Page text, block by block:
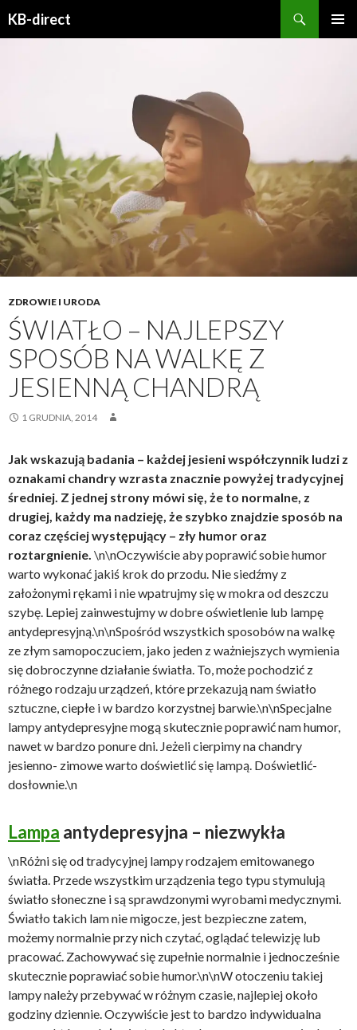
KB-direct
ZDROWIE I URODA
ŚWIATŁO – NAJLEPSZY
SPOSÓB NA WALKĘ Z
JESIENNĄ CHANDRĄ
1 GRUDNIA, 2014
Jak wskazują badania – każdej jesieni współczynnik ludzi z
oznakami chandry wzrasta znacznie powyżej tradycyjnej
średniej. Z jednej strony mówi się, że to normalne, z
drugiej, każdy ma nadzieję, że szybko znajdzie sposób na
coraz częściej występujący – zły humor oraz
roztargnienie. \n\nOczywiście aby poprawić sobie humor
warto wykonać jakiś krok do przodu. Nie siedźmy z
założonymi rękami i nie wpatrujmy się w mokra od deszczu
szybę. Lepiej zainwestujmy w dobre oświetlenie lub lampę
antydepresyjną.\n\nSpośród wszystkich sposobów na walkę
ze złym samopoczuciem, jako jeden z ważniejszych wymienia
się dobroczynne działanie światła. To, może pochodzić z
różnego rodzaju urządzeń, które przekazują nam światło
sztuczne, ciepłe i w bardzo korzystnej barwie.\n\nSpecjalne
lampy antydepresyjne mogą skutecznie poprawić nam humor,
nawet w bardzo ponure dni. Jeżeli cierpimy na chandry
jesienno- zimowe warto doświetlić się lampą. Doświetlić-
dosłownie.\n
Lampa antydepresyjna – niezwykła
\nRóżni się od tradycyjnej lampy rodzajem emitowanego
światła. Przede wszystkim urządzenia tego typu stymulują
światło słoneczne i są sprawdzonymi wyrobami medycznymi.
Światło takich lam nie migocze, jest bezpieczne zatem,
możemy normalnie przy nich czytać, oglądać telewizję lub
pracować. Zachowywać się zupełnie normalnie i jednocześnie
skutecznie poprawiać sobie humor.\n\nW otoczeniu takiej
lampy należy przebywać w różnym czasie, najlepiej około
godziny dziennie. Oczywiście jest to bardzo indywidualna